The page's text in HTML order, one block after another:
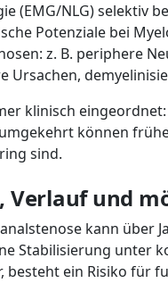
(EMG/NLG) selektiv
Potenziale bei
z. B. periphere
Ursachen,
klinisch
können
sind.
Verlauf und
kann über
Stabilisierung unter
besteht ein Risiko für